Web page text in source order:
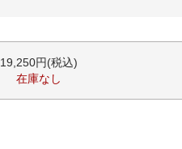
19,250円(税込)
在庫なし